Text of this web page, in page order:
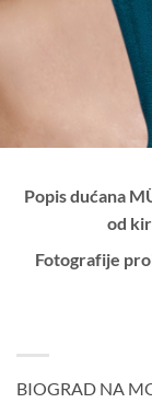
Popis dućana
od
Fotografije
BIOGRAD NA